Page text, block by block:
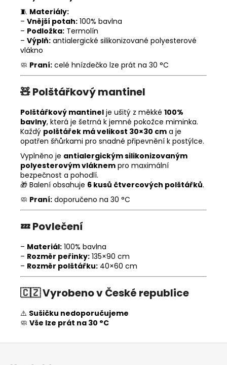
🧵 Materiály:
– Vnější potah: 100% bavlna
– Podložka: Termolín
– Výplň: antialergické silikonizované polyesterové
vlákno
🧼 Praní: celé hnízdečko lze prát na 30 °C
🧸Polštářkový mantinel
Polštářkový mantinel je ušitý z měkké 100%
bavlny, která je šetrná k jemné pokožce miminka.
Každý polštářek má velikost 30×30 cm a je
opatřen šňůrkami pro snadné připevnění k postýlce.
Vyplněno je antialergickým silikonizovaným
polyesterovým vláknem pro maximální
bezpečnost a pohodlí.
🎁 Balení obsahuje 6 kusů čtvercových polštářků.
🧼 Praní: doporučeno na 30 °C
💤Povlečení
– Materiál: 100% bavlna
– Rozměr peřinky: 135×90 cm
– Rozměr polštářku: 40×60 cm
🇨🇿Vyrobeno v České republice
⚠️ Sušičku nedoporučujeme
🧼 Vše lze prát na 30 °C
Z